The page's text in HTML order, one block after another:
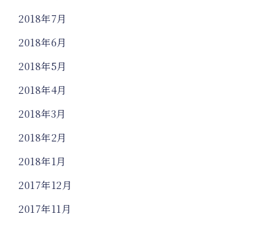
2018年7月
2018年6月
2018年5月
2018年4月
2018年3月
2018年2月
2018年1月
2017年12月
2017年11月